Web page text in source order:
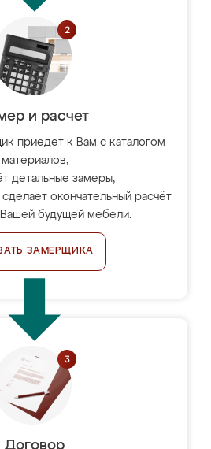
и расчет
приедет к Вам с каталогом
материалов,
детальные замеры,
окончательный расчёт
будущей мебели.
ЗАМЕРЩИКА
Договор